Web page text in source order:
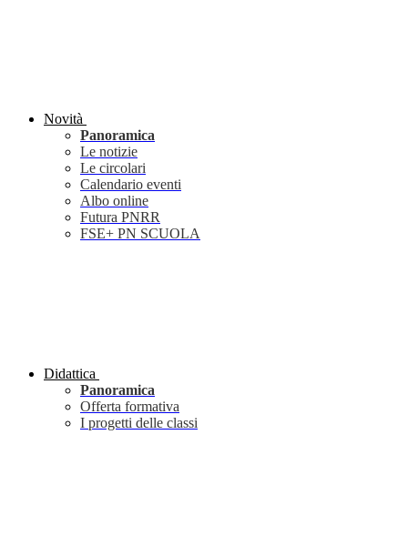
Novità
Panoramica
Le notizie
Le circolari
Calendario eventi
Albo online
Futura PNRR
FSE+ PN SCUOLA
Didattica
Panoramica
Offerta formativa
I progetti delle classi